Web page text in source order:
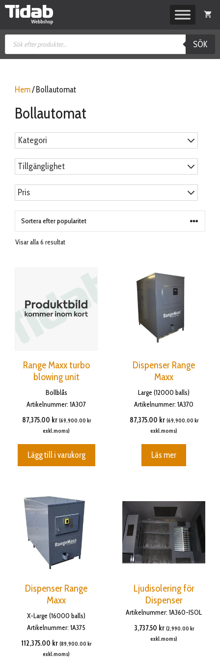
Hoppa
Produktsökning
SÖK
Hem/ Bollautomat
Bollautomat
Kategori
Tillgänglighet
Pris
Visar alla 6 resultatSortera
Range Maxx turbo
blowing unit
Bollblås
Artikelnummer: 1A307
87,375.00 kr (69,900.00 kr
exkl.moms)
Lägg till i varukorg
Dispenser Range
Maxx
Large (12000 balls)
Artikelnummer: 1A370
87,375.00 kr (69,900.00 kr
exkl.moms)
Läs mer
Dispenser Range
Maxx
X-Large (16000 balls)
Artikelnummer: 1A375
112,375.00 kr (89,900.00 kr
exkl.moms)
Ljudisolering för
Dispenser
Artikelnummer: 1A360-ISOL
3,737.50 kr (2,990.00 kr
exkl.moms)